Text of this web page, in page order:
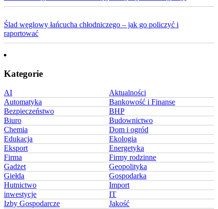
Ślad węglowy łańcucha chłodniczego – jak go policzyć i
raportować
Kategorie
AI
Aktualności
Automatyka
Bankowość i Finanse
Bezpieczeństwo
BHP
Biuro
Budownictwo
Chemia
Dom i ogród
Edukacja
Ekologia
Eksport
Energetyka
Firma
Firmy rodzinne
Gadżet
Geopolityka
Giełda
Gospodarka
Hutnictwo
Import
inwestycje
IT
Izby Gospodarcze
Jakość